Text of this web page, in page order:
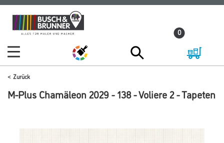
Zum
Inhalt
Zum
Navigationsmenü
0
Zurück
M-Plus Chamäleon 2029 - 138 - Voliere 2 - Tapeten